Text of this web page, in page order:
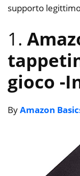
supporto
1.
gioco -
ByAmazon